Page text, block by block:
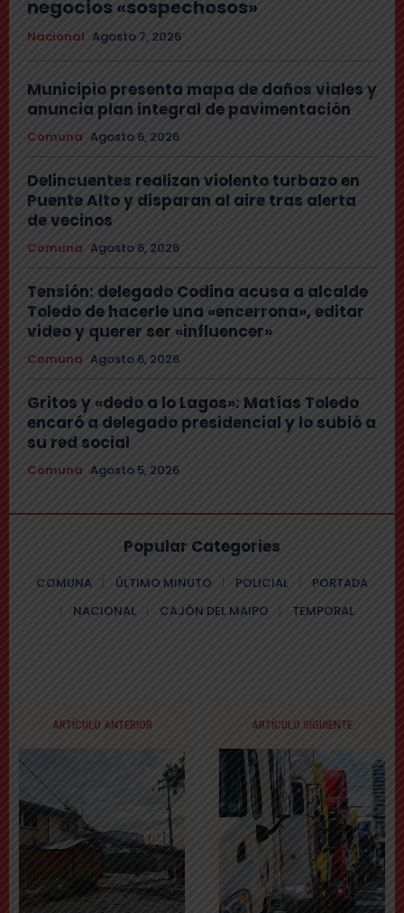
negocios «sospechosos»
Nacional Agosto 7, 2026
Municipio presenta mapa de daños viales y
anuncia plan integral de pavimentación
Comuna Agosto 6, 2026
Delincuentes realizan violento turbazo en
Puente Alto y disparan al aire tras alerta
de vecinos
Comuna Agosto 6, 2026
Tensión: delegado Codina acusa a alcalde
Toledo de hacerle una «encerrona», editar
video y querer ser «influencer»
Comuna Agosto 6, 2026
Gritos y «dedo a lo Lagos»: Matías Toledo
encaró a delegado presidencial y lo subió a
su red social
Comuna Agosto 5, 2026
Popular Categories
COMUNA ÚLTIMO MINUTO POLICIAL
PORTADA
NACIONAL
CAJÓN DEL MAIPO TEMPORAL
ARTÍCULO ANTERIOR ARTÍCULO SIGUIENTE